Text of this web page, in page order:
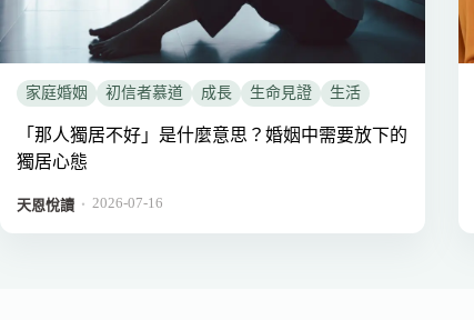
家庭婚姻 初信者慕道 成長 生命見證 生活
「那人獨居不好」是什麼意思？婚姻中需要放下的
獨居心態
天恩悅讀 ． 2026-07-16